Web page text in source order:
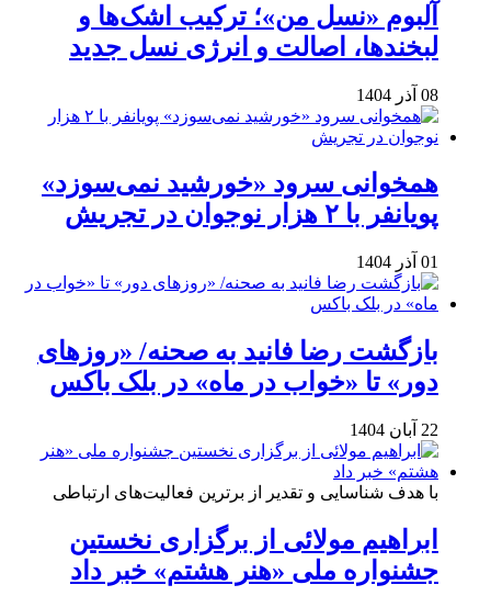
آلبوم «نسل من»؛ ترکیب اشک‌ها و
لبخندها، اصالت و انرژی نسل جدید
08 آذر 1404
همخوانی سرود «خورشید نمی‌سوزد»
پویانفر با ۲ هزار نوجوان در تجریش
01 آذر 1404
بازگشت رضا فانید به صحنه/ «روزهای
دور» تا «خواب در ماه» در بلک باکس
22 آبان 1404
با هدف شناسایی و تقدیر از برترین فعالیت‌های ارتباطی
ابراهیم مولائی از برگزاری نخستین
جشنواره ملی «هنر هشتم» خبر داد